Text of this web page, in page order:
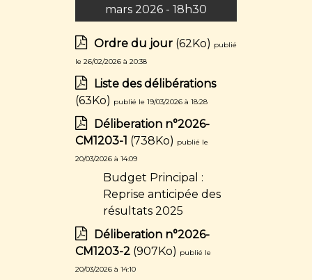
mars 2026 - 18h30
Ordre du jour (62Ko) publié
le 26/02/2026 à 20:38
Liste des délibérations
(63Ko) publié le 19/03/2026 à 18:28
Déliberation n°2026-
CM1203-1 (738Ko) publié le
20/03/2026 à 14:09
Budget Principal :
Reprise anticipée des
résultats 2025
Déliberation n°2026-
CM1203-2(907Ko) publié le
20/03/2026 à 14:10